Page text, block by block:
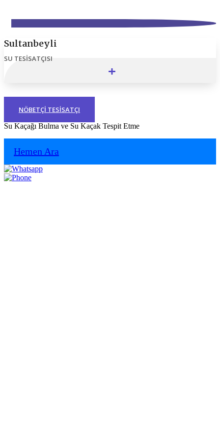
Sultanbeyli
SU TESISATÇISI
NÖBETÇI TESISATÇI
Su Kaçağı Bulma ve Su Kaçak Tespit Etme
Hemen Ara